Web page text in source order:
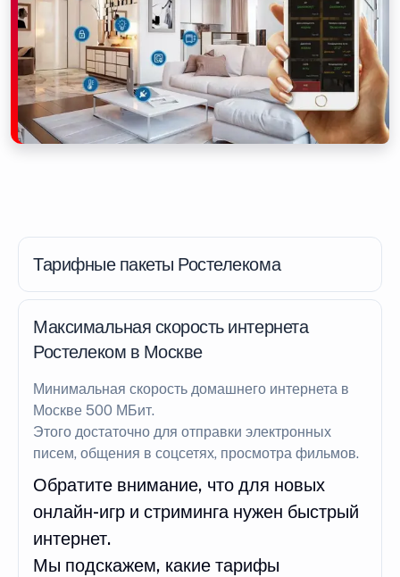
Тарифные пакеты Ростелекома
Максимальная скорость интернета
Ростелеком в Москве
Минимальная скорость домашнего интернета в
Москве 500 МБит.
Этого достаточно для отправки электронных
писем, общения в соцсетях, просмотра фильмов.
Обратите внимание, что для новых
онлайн-игр и стриминга нужен быстрый
интернет.
Мы подскажем, какие тарифы